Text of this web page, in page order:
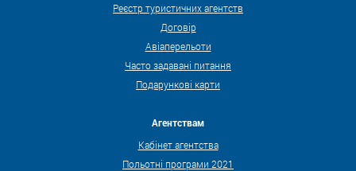
Реєстр туристичних агентств
Договір
Авіаперельоти
Часто задавані питання
Подарункові карти
Агентствам
Кабінет агентства
Польотні програми 2021